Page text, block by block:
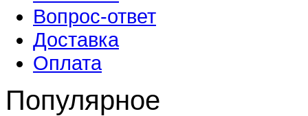
Вопрос-ответ
Доставка
Оплата
Популярное